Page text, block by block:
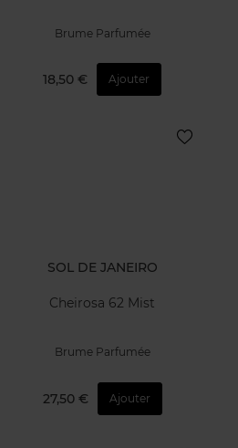
Brume Parfumée
18,50 € Ajouter
SOL DE JANEIRO
Cheirosa 62 Mist
Brume Parfumée
27,50 € Ajouter